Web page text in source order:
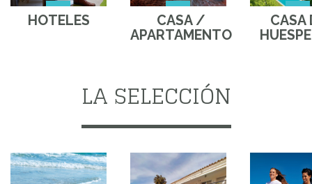
HOTELES
CASA /
APARTAMENTO
CASA
LA SELECCIÓN